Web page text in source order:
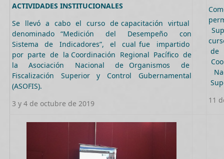
ACTIVIDADES INSTITUCIONALES
Se llevó a cabo el curso de capacitación virtual
denominado “Medición del Desempeño con
Sistema de Indicadores”, el cual fue impartido
por parte de la Coordinación Regional Pacífico de
la Asociación Nacional de Organismos de
Fiscalización Superior y Control Gubernamental
(ASOFIS).
3 y 4 de octubre de 2019
de
11